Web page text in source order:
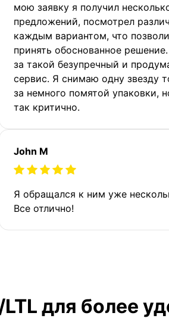
мою заявку я получил
предложений, посмотрел
каждым вариантом, что
принять обоснованное
за такой безупречный и
сервис. Я снимаю одну звезду
за немного помятой упаковки,
так критично.
John M
Я обращался к ним уже
Все отлично!
для более